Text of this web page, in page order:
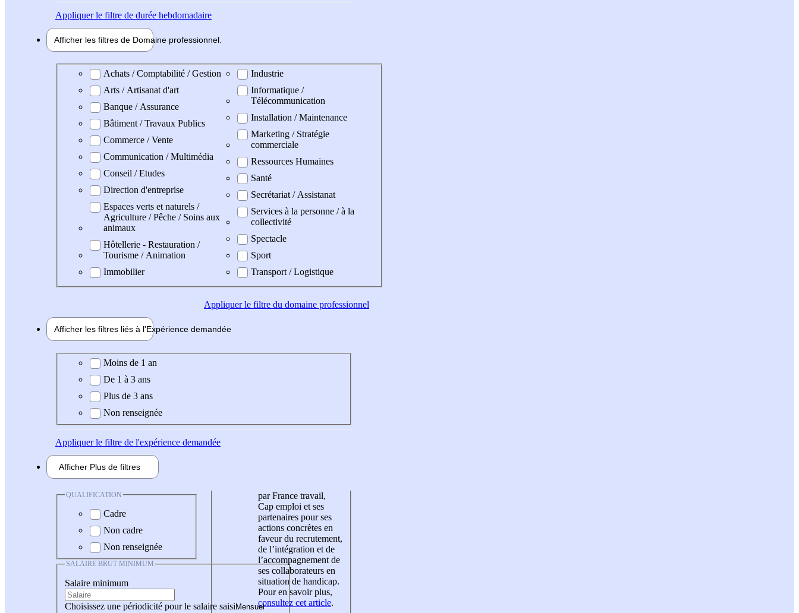
Appliquerle filtre de durée hebdomadaire
Afficher les filtres de Domaine professionnel
Domaine professionel
Achats / Comptabilité / Gestion
Arts / Artisanat d'art
Banque / Assurance
Bâtiment / Travaux Publics
Commerce / Vente
Communication / Multimédia
Conseil / Etudes
Direction d'entreprise
Espaces verts et naturels /
Agriculture / Pêche / Soins aux
animaux
Hôtellerie - Restauration /
Tourisme / Animation
Immobilier
Industrie
Informatique /
Télécommunication
Installation / Maintenance
Marketing / Stratégie
commerciale
Ressources Humaines
Santé
Secrétariat / Assistanat
Services à la personne / à la
collectivité
Spectacle
Sport
Transport / Logistique
Appliquerle filtre du domaine professionnel
Afficher les filtres liés à l'Expérience demandée
Expérience demandée
Moins de 1 an
De 1 à 3 ans
Plus de 3 ans
Non renseignée
Appliquerle filtre de l'expérience demandée
Afficher Plus de filtres
QUALIFICATION
Cadre
Non cadre
Non renseignée
SALAIRE BRUT MINIMUM
Salaire minimum
Choisissez une périodicité pour le salaire saisi
par France travail,
Cap emploi et ses
partenaires pour ses
actions concrètes en
faveur du recrutement,
de l’intégration et de
l’accompagnement de
ses collaborateurs en
situation de handicap.
Pour en savoir plus,
consultez cet article.